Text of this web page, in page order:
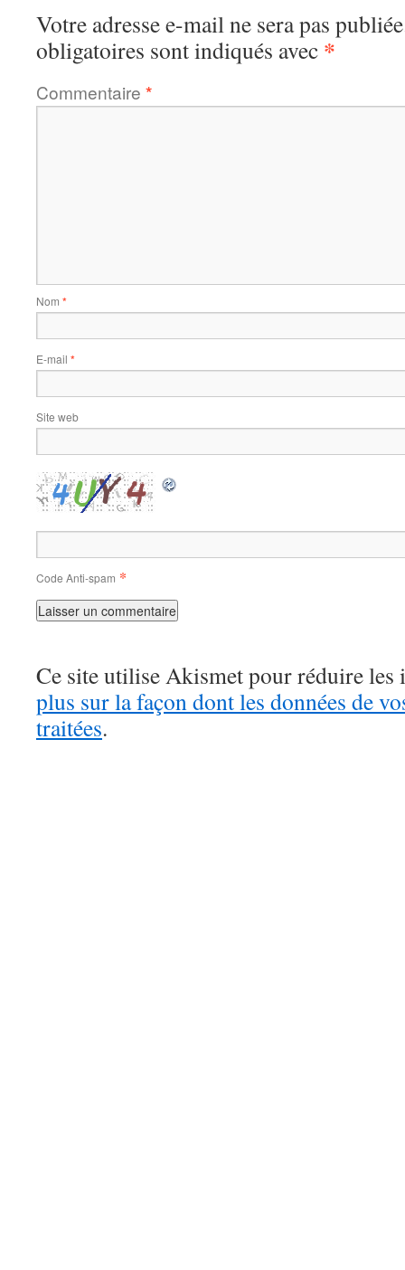
Votre adresse e-mail ne sera pas
obligatoires sont indiqués avec *
Commentaire *
Nom *
E-mail *
Site web
Code Anti-spam *
Ce site utilise Akismet pour réduire les
plus sur la façon dont les données de
traitées.